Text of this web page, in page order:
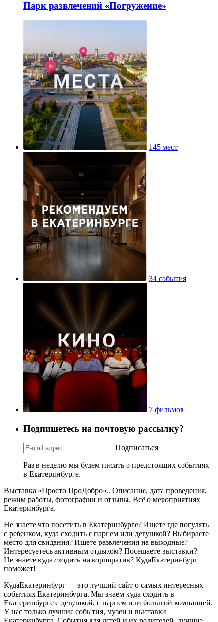
Парк развлечений «Погружение»
145 мест
34 события
7 фильмов
Подпишетесь на почтовую рассылку?
Подписаться
Раз в неделю мы будем писать о предстоящих событиях
в Екатеринбурге.
Выставка «Просто ПроДобро».. Описание, дата проведения,
режим работы, фотографии и отзывы. Всё о мероприятиях
Екатеринбурга.
Не знаете что посетить в Екатеринбурге? Ищете где погулять
с ребенком, куда сходить с парнем или девушкой? Выбираете
место для свидания? Ищете развлечения на выходные?
Интересуетесь активным отдыхом? Посещаете выставки?
Не знаете куда сходить на корпоратив? КудаЕкатеринбург
поможет!
КудаЕкатеринбург — это лучший сайт о самых интересных
событиях Екатеринбурга. Мы знаем куда сходить в
Екатеринбурге с девушкой, с парнем или большой компанией.
У нас только лучшие события, музеи и выставки